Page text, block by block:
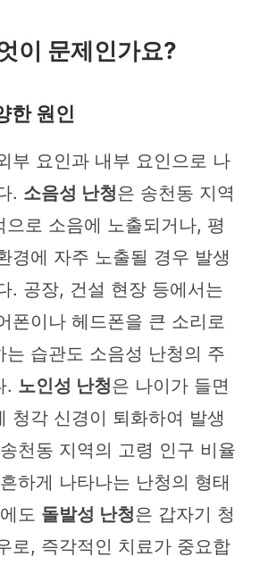
이 문제인가요?
한 원인
부 요인과 내부 요인으로 나
. 소음성 난청은 송천동 지역
으로 소음에 노출되거나, 평
경에 자주 노출될 경우 발생
. 공장, 건설 현장 등에서는
폰이나 헤드폰을 큰 소리로
는 습관도 소음성 난청의 주
. 노인성 난청은 나이가 들면
청각 신경이 퇴화하여 발생
천동 지역의 고령 인구 비율
하게 나타나는 난청의 형태
도 돌발성 난청은 갑자기 청
로, 즉각적인 치료가 중요합